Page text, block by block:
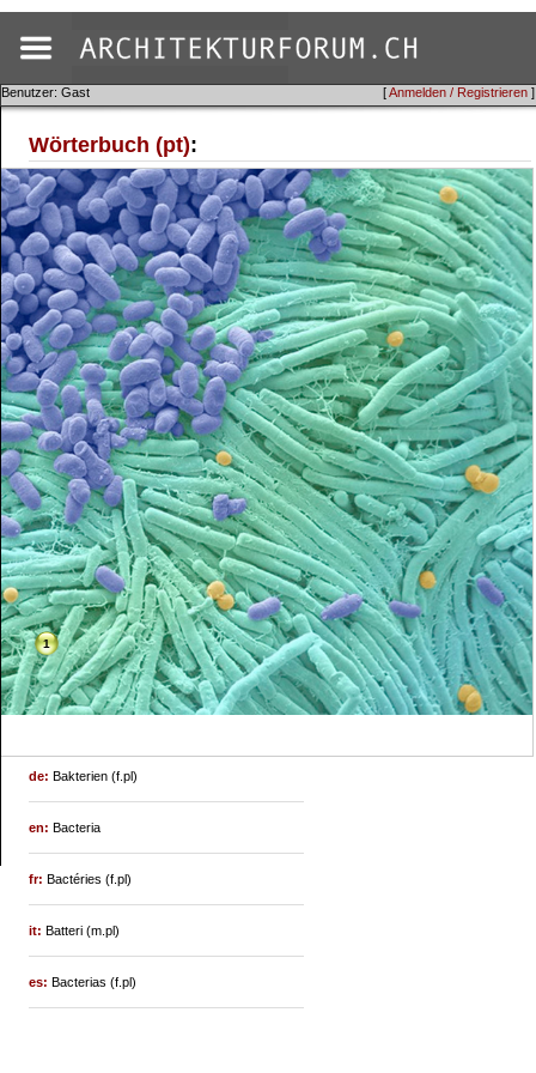
[Anmelden / Registrieren ]
Benutzer: Gast
Wörterbuch (pt):
1
de:Bakterien (f.pl)
en:Bacteria
fr:Bactéries (f.pl)
it:Batteri (m.pl)
es:Bacterias (f.pl)